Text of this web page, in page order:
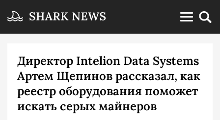
Директор Intelion Data Systems
Артем Щепинов рассказал, как
реестр оборудования поможет
искать серых майнеров